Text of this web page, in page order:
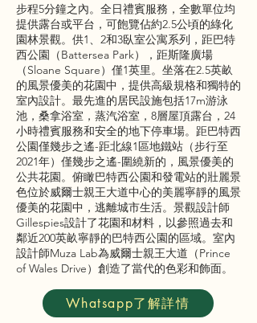
步程5分鐘之內。全日禮賓服務，全數單位均
提供露台或平台，可飽覽佔約2.5公頃的綠化
園林景觀。供1、2和3臥室公寓系列，距巴特
西公園（Battersea Park），距斯隆廣場
（Sloane Square）僅1英里。坐落在2.5英畝
的風景優美的花園中，提供高級規格和獨特的
室內設計。最先進的居民設施包括17m游泳
池，桑拿浴室，蒸汽浴室，8層屋頂露台，24
小時禮賓服務和安全的地下停車場。距巴特西
公園僅幾步之遙-距北線1區地鐵站（步行至
2021年）僅幾步之遙-圍繞新的，風景優美的
公共花園。俯瞰巴特西公園和發電站的壯麗景
色位於威爾士親王大道中心的美麗寧靜的風景
優美的花園中，逃離城市生活。景觀設計師
Gillespies設計了花園和材料，以參照過去和
鄰近200英畝寧靜的巴特西公園的區域。室內
設計師Muza Lab為威爾士親王大道（Prince
of Wales Drive）創造了當代的色彩和飾面。
Whatsapp了解詳情